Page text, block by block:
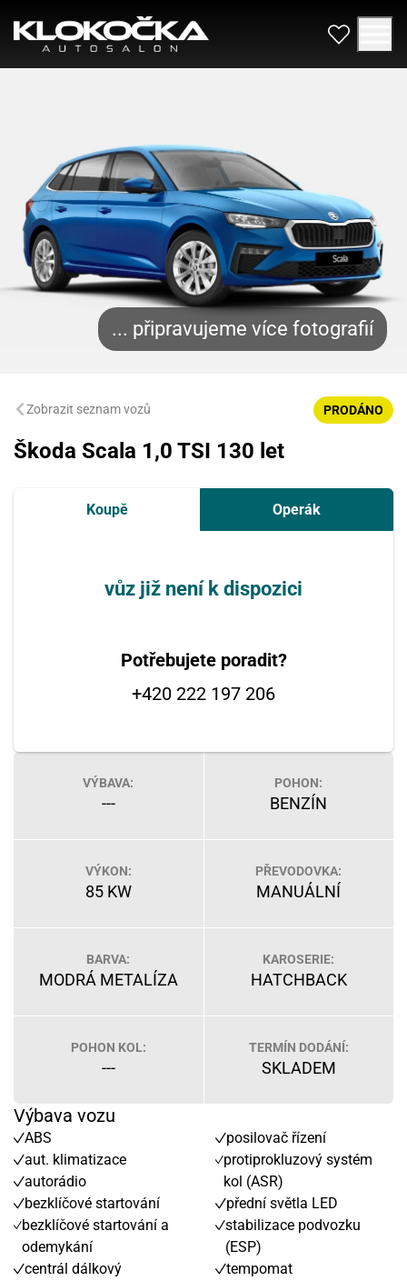
Zobrazit seznam vozů PRODÁNO
Škoda Scala 1,0 TSI 130 let
Koupě Operák
vůz již není k dispozici
Potřebujete poradit?
+420 222 197 206
VÝBAVA:
---
POHON:
BENZÍN
VÝKON:
85 KW
PŘEVODOVKA:
MANUÁLNÍ
BARVA:
MODRÁ METALÍZA
KAROSERIE:
HATCHBACK
POHON KOL:
---
TERMÍN DODÁNÍ:
SKLADEM
Výbava vozu
ABS
aut. klimatizace
autorádio
bezklíčové startování
bezklíčové startování a
odemykání
centrál dálkový
posilovač řízení
protiprokluzový systém
kol (ASR)
přední světla LED
stabilizace podvozku
(ESP)
tempomat